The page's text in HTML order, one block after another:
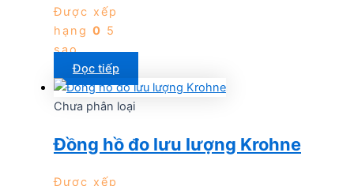
Được xếp
hạng 0 5
sao
Đọc tiếp
Chưa phân loại
Đồng hồ đo lưu lượng Krohne
Được xếp